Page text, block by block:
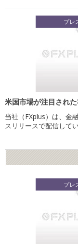
プレ
米国市場が注目され
当社（FXplus）は、金
スリリースで配信して
プレ